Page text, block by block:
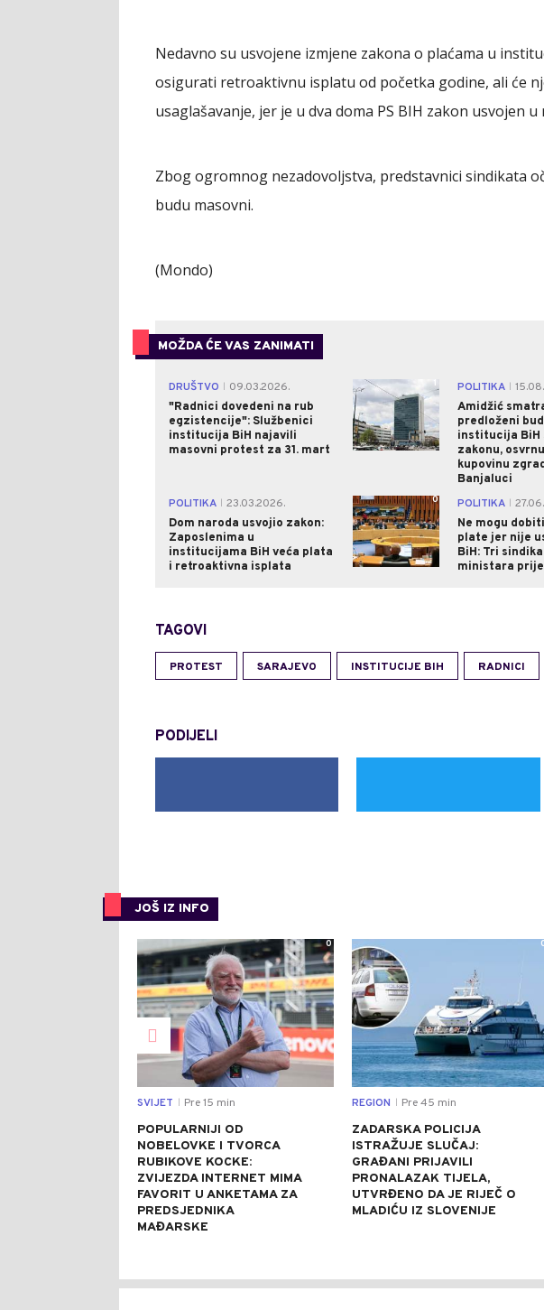
Nedavno su usvojene izmjene zakona o plaćama u
osigurati retroaktivnu isplatu od početka godine, ali će
usaglašavanje, jer je u dva doma PS BIH zakon usvojen
Zbog ogromnog nezadovoljstva, predstavnici sindikata
budu masovni.
(Mondo)
MOŽDA ĆE VAS ZANIMATI
DRUŠTVO
09.03.2026.
"Radnici dovedeni na rub
egzistencije": Službenici
institucija BiH najavili
masovni protest za 31. mart
1 POLITIKA
Amidžić
predloženi
institucija BiH
zakonu,
kupovinu
Banjaluci
POLITIKA
23.03.2026.
Dom naroda usvojio zakon:
Zaposlenima u
institucijama BiH veća plata
i retroaktivna isplata
0 POLITIKA
Ne mogu
plate jer nije
BiH: Tri
ministara
TAGOVI
PROTEST SARAJEVO INSTITUCIJE BIH RADNICI
PODIJELI
JOŠ IZ INFO
0
SVIJET Pre 15 min
POPULARNIJI OD
NOBELOVKE I TVORCA
RUBIKOVE KOCKE:
ZVIJEZDA INTERNET MIMA
FAVORIT U ANKETAMA ZA
PREDSJEDNIKA
MAĐARSKE
REGION Pre 45 min
ZADARSKA POLICIJA
ISTRAŽUJE SLUČAJ:
GRAĐANI PRIJAVILI
PRONALAZAK TIJELA,
UTVRĐENO DA JE RIJEČ O
MLADIĆU IZ SLOVENIJE